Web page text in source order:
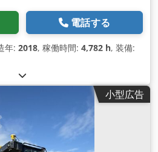
電話する
年: 2018, 稼働時間: 4,782 h, 装備:
小型広告